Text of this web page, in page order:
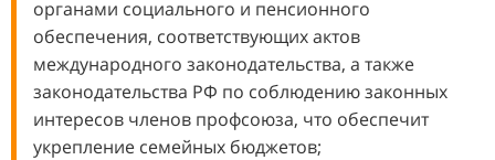
органами социального и пенсионного
обеспечения, соответствующих актов
международного законодательства, а также
законодательства РФ по соблюдению законных
интересов членов профсоюза, что обеспечит
укрепление семейных бюджетов;